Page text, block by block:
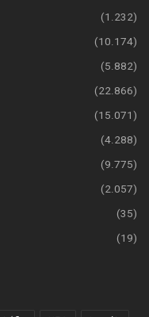
(1.232)
(10.174)
(5.882)
(22.866)
(15.071)
(4.288)
(9.775)
(2.057)
(35)
(19)